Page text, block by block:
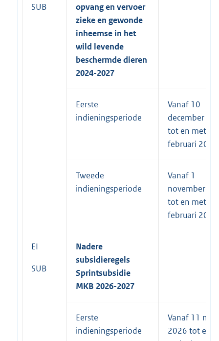
SUB
opvang en vervoer
zieke en gewonde
inheemse in het
wild levende
beschermde dieren
2024-2027
Eerste
indieningsperiode
Vanaf 10
december
tot en met 15
februari 2025
Tweede
indieningsperiode
Vanaf 1
november
tot en met 15
februari 2026
EI
SUB
Nadere
subsidieregels
Sprintsubsidie
MKB 2026-2027
Eerste
indieningsperiode
Vanaf 11 mei
2026 tot en